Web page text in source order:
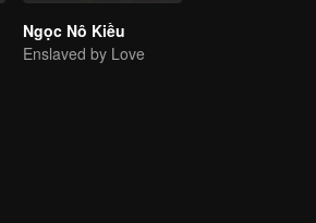
Ngọc Nô Kiều
Enslaved by Love